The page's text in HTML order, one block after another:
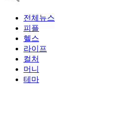
전체뉴스
피플
헬스
라이프
컬처
머니
테마